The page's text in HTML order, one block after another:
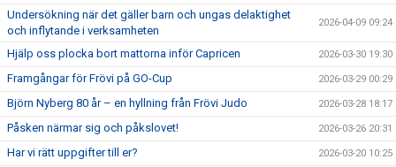
Undersökning när det gäller barn och ungas delaktighet
och inflytande i verksamheten
2026-04-09 09:24
Hjälp oss plocka bort mattorna inför Capricen 2026-03-30 19:30
Framgångar för Frövi på GO-Cup 2026-03-29 00:29
Björn Nyberg 80 år – en hyllning från Frövi Judo 2026-03-28 18:17
Påsken närmar sig och påkslovet! 2026-03-26 20:31
Har vi rätt uppgifter till er? 2026-03-20 10:25